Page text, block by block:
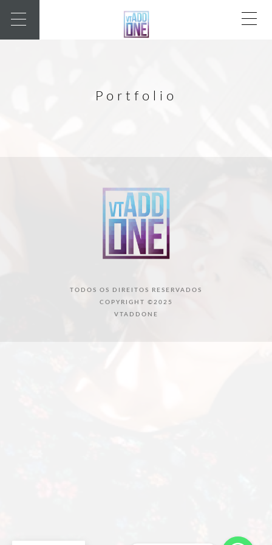
Portfolio
TODOS OS DIREITOS RESERVADOS
COPYRIGHT ©2025
VTADDONE